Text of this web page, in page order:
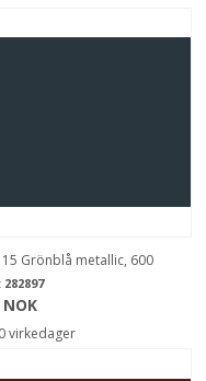
Grönblå metallic, 600
282897
virkedager